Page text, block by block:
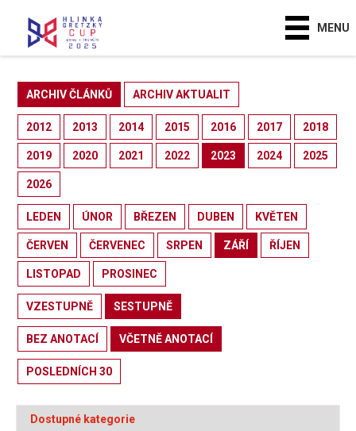
MENU
ARCHIV ČLÁNKŮ ARCHIV AKTUALIT
2012 2013 2014 2015 2016 2017 2018
2019 2020 2021 2022 2023 2024 2025
2026
LEDEN ÚNOR BŘEZEN DUBEN KVĚTEN
ČERVEN ČERVENEC SRPEN ZÁŘÍ ŘÍJEN
LISTOPAD PROSINEC
VZESTUPNĚ SESTUPNĚ
BEZ ANOTACÍ VČETNĚ ANOTACÍ
POSLEDNÍCH 30
Dostupné kategorie